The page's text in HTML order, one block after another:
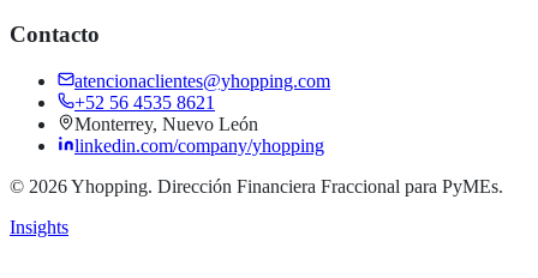
Contacto
atencionaclientes@yhopping.com
+52 56 4535 8621
Monterrey, Nuevo León
linkedin.com/company/yhopping
© 2026 Yhopping. Dirección Financiera Fraccional para PyMEs.
Insights